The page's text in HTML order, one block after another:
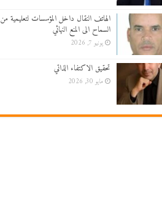
الهاتف النقال داخل المؤسسات لتعليمية من
السماح الى المنع النهائي
يونيو 7, 2026
تحقيق الاكتفاء الذاتي
مايو 30, 2026